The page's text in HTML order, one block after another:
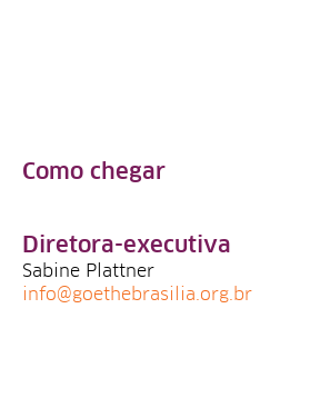
Como chegar
Diretora-executiva
Sabine Plattner
info@goethebrasilia.org.br